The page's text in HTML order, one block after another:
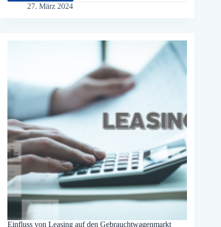
Mobilität:
27. März 2024
Einfluss von Leasing auf den Gebrauchtwagenmarkt